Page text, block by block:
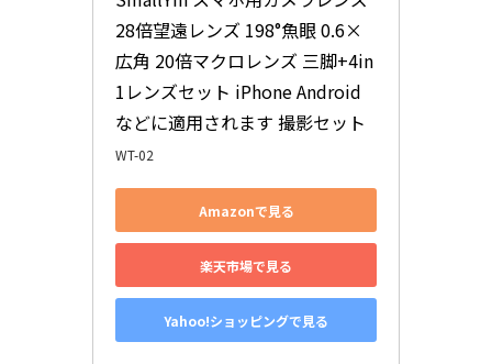
28倍望遠レンズ 198°魚眼 0.6×
広角 20倍マクロレンズ 三脚+4in
1レンズセット iPhone Android
などに適用されます 撮影セット
WT-02
Amazonで見る
楽天市場で見る
Yahoo!ショッピングで見る